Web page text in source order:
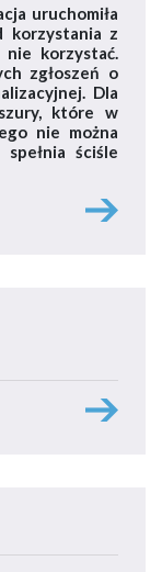
uruchomiła
korzystania z
korzystać.
zgłoszeń o
Dla
które w
nie można
ściśle